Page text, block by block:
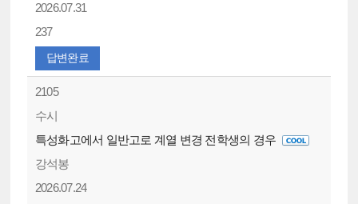
2026.07.31
237
답변완료
2105
수시
특성화고에서 일반고로 계열 변경 전학생의 경우
강석봉
2026.07.24